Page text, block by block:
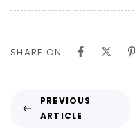
SHARE ON
PREVIOUS
ARTICLE